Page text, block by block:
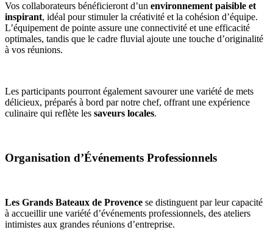
Vos collaborateurs bénéficieront d’un environnement paisible et
inspirant, idéal pour stimuler la créativité et la cohésion d’équipe.
L’équipement de pointe assure une connectivité et une efficacité
optimales, tandis que le cadre fluvial ajoute une touche d’originalité
à vos réunions.
Les participants pourront également savourer une variété de mets
délicieux, préparés à bord par notre chef, offrant une expérience
culinaire qui reflète les saveurs locales.
Organisation d’Événements Professionnels
Les Grands Bateaux de Provence se distinguent par leur capacité
à accueillir une variété d’événements professionnels, des ateliers
intimistes aux grandes réunions d’entreprise.